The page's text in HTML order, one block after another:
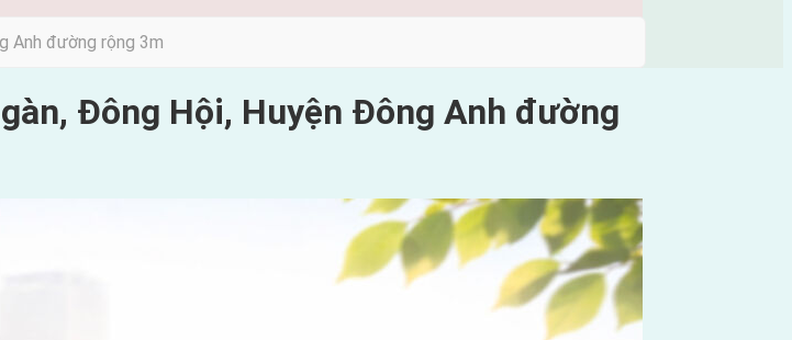
Anh đường rộng 3m
Đông Hội, Huyện Đông Anh đường